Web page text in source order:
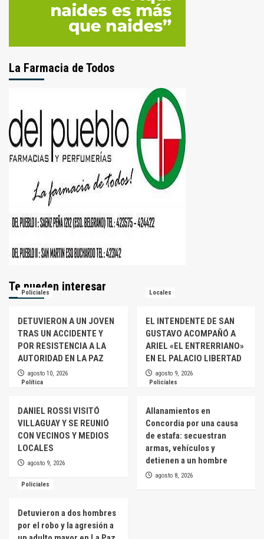
La Farmacia de Todos
Te pueden interesar
Policiales
DETUVIERON A UN JOVEN
TRAS UN ACCIDENTE Y
POR RESISTENCIA A LA
AUTORIDAD EN LA PAZ
agosto 10, 2026
Locales
EL INTENDENTE DE SAN
GUSTAVO ACOMPAÑÓ A
ARIEL «EL ENTRERRIANO»
EN EL PALACIO LIBERTAD
agosto 9, 2026
Política
DANIEL ROSSI VISITÓ
VILLAGUAY Y SE REUNIÓ
CON VECINOS Y MEDIOS
LOCALES
agosto 9, 2026
Policiales
Allanamientos en
Concordia por una causa
de estafa: secuestran
armas, vehículos y
detienen a un hombre
agosto 8, 2026
Policiales
Detuvieron a dos hombres
por el robo y la agresión a